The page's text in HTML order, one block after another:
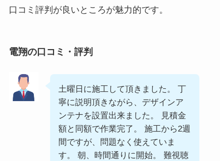
口コミ評判が良いところが魅力的です。
電翔の口コミ・評判
土曜日に施工して頂きました。 丁
寧に説明頂きながら、デザインア
ンテナを設置出来ました。 見積金
額と同額で作業完了。 施工から2週
間ですが、問題なく使えていま
す。 朝、時間通りに開始。 難視聴